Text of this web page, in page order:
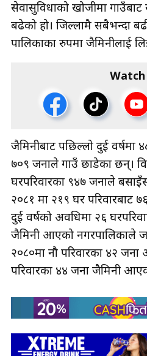
सेवासुविधाको खोजीमा
बढेको हो। जिल्लामै सबैभन्दा
पालिकाका रुपमा जैमिनीलाई
Watch
जैमिनीबाट पछिल्लो दुई वर्षमा
७०९ जनाले गाउँ छाडेका छन्।
घरपरिवारका ९४७ जनाले
२०८१ मा २१९ घर परिवारबाट
दुई वर्षको अवधिमा २६
जैमिनी आएको नगरपालिकाले
२०८०मा नौ परिवारका ४२
परिवारका ४४ जना जैमिनी